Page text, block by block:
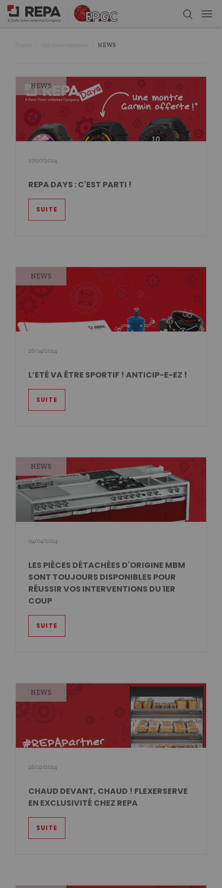
NEWS
NEWS
17/07/2024
REPA DAYS : C'EST PARTI !
SUITE
NEWS
26/04/2024
L’ETÉ VA ÊTRE SPORTIF ! ANTICIP-E-EZ !
SUITE
NEWS
04/04/2024
LES PIÈCES DÉTACHÉES D'ORIGINE MBM
SONT TOUJOURS DISPONIBLES POUR
RÉUSSIR VOS INTERVENTIONS DU 1ER
COUP
SUITE
NEWS
26/02/2024
CHAUD DEVANT, CHAUD ! FLEXERSERVE
EN EXCLUSIVITÉ CHEZ REPA
SUITE